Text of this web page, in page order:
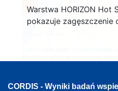
Warstwa HORIZON
pokazuje zagęszczenie
160
CORDIS - Wyniki badań